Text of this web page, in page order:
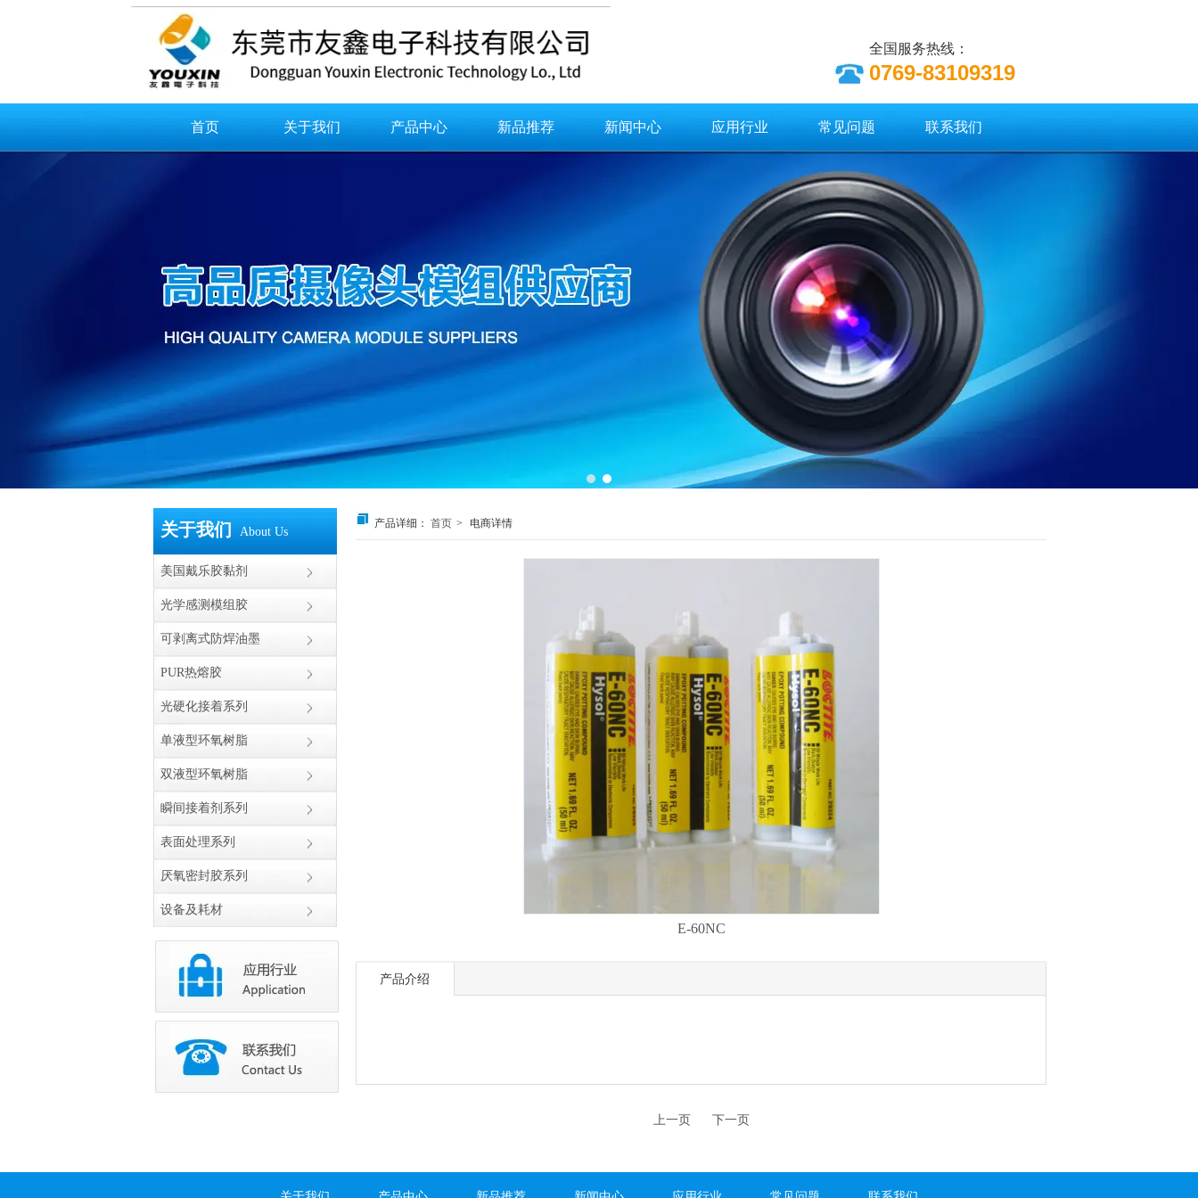
全国服务热线：
0769-83109319
首页 关于我们 产品中心 新品推荐 新闻中心 应用行业 常见问题 联系我们
1 2
关于我们 About Us
美国戴乐胶黏剂
光学感测模组胶
可剥离式防焊油墨
PUR热熔胶
光硬化接着系列
单液型环氧树脂
双液型环氧树脂
瞬间接着剂系列
表面处理系列
厌氧密封胶系列
设备及耗材
产品详细： 首页 > 电商详情
E-60NC
产品介绍
上一页 下一页